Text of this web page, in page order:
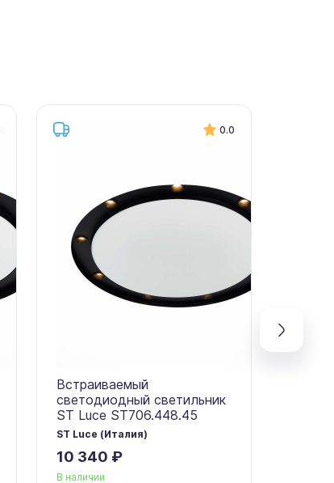
0.0
Встраиваемый
светодиодный светильник
ST Luce ST706.448.45
ST Luce (Италия)
10 340 ₽
В наличии